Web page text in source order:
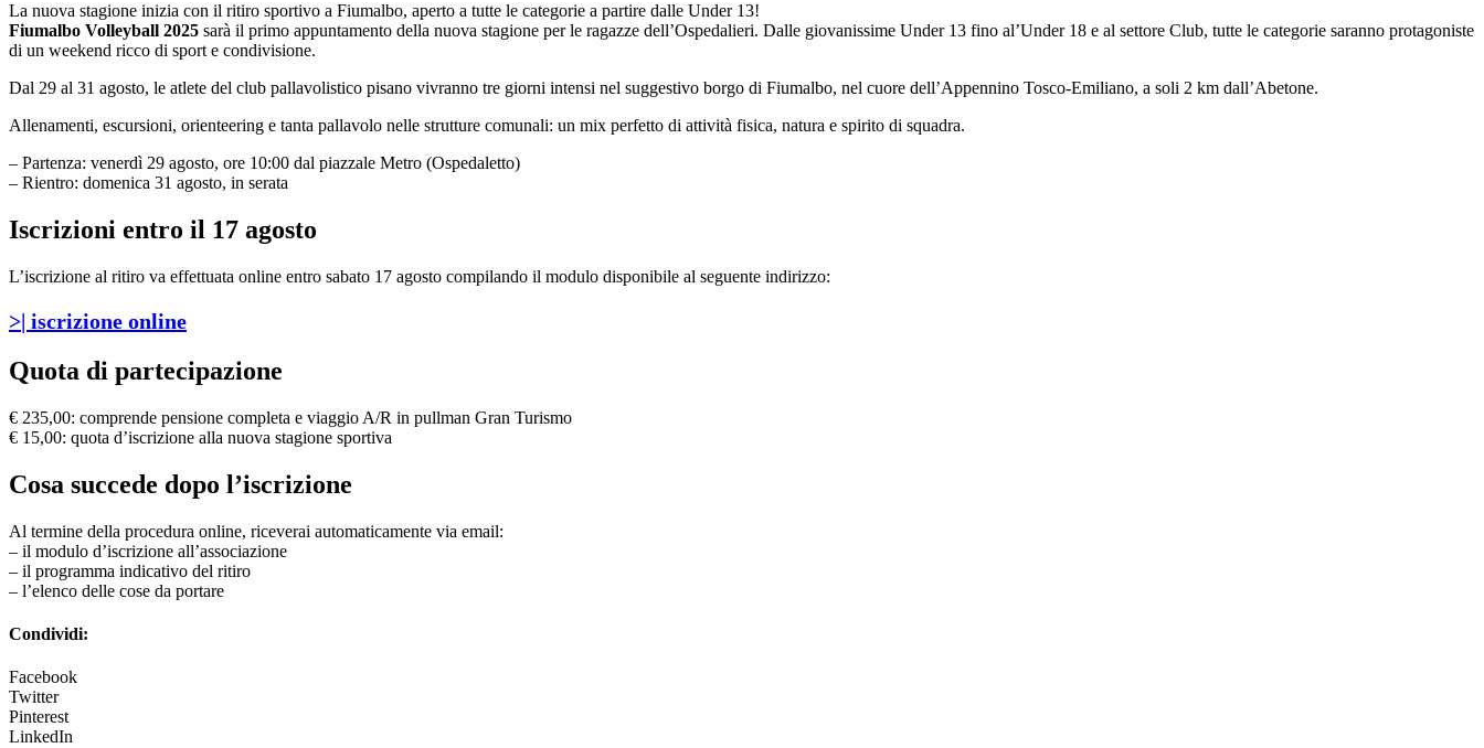
La nuova stagione inizia con il ritiro sportivo a Fiumalbo, aperto a tutte le categorie a partire dalle Under 13!
Fiumalbo Volleyball 2025 sarà il primo appuntamento della nuova stagione per le ragazze dell’Ospedalieri. Dalle giovanissime Under 13 fino al’Under 18 e al settore Club, tutte le categorie saranno protagoniste
di un weekend ricco di sport e condivisione.
Dal 29 al 31 agosto, le atlete del club pallavolistico pisano vivranno tre giorni intensi nel suggestivo borgo di Fiumalbo, nel cuore dell’Appennino Tosco-Emiliano, a soli 2 km dall’Abetone.
Allenamenti, escursioni, orienteering e tanta pallavolo nelle strutture comunali: un mix perfetto di attività fisica, natura e spirito di squadra.
– Partenza: venerdì 29 agosto, ore 10:00 dal piazzale Metro (Ospedaletto)
– Rientro: domenica 31 agosto, in serata
Iscrizioni entro il 17 agosto
L’iscrizione al ritiro va effettuata online entro sabato 17 agosto compilando il modulo disponibile al seguente indirizzo:
>| iscrizione online
Quota di partecipazione
€ 235,00: comprende pensione completa e viaggio A/R in pullman Gran Turismo
€ 15,00: quota d’iscrizione alla nuova stagione sportiva
Cosa succede dopo l’iscrizione
Al termine della procedura online, riceverai automaticamente via email:
– il modulo d’iscrizione all’associazione
– il programma indicativo del ritiro
– l’elenco delle cose da portare
Condividi:
Facebook
Twitter
Pinterest
LinkedIn